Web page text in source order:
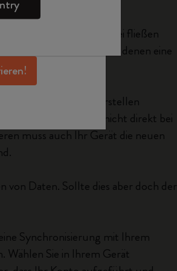
erfolgt. Dabei fließen
betrifft alle Apps, bei denen eine
Timepage Termine erstellen
App den Termin nicht direkt bei
muss auch Ihr Gerät die neuen
von Daten. Sollte dies aber doch der
Synchronisierung mit Ihrem
Wählen Sie in Ihrem Gerät
Angeboten,
noch mehr